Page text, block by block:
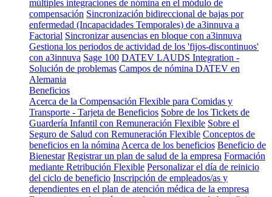
múltiples integraciones de nómina en el módulo de
compensación Sincronización bidireccional de bajas por
enfermedad (Incapacidades Temporales) de a3innuva a
Factorial Sincronizar ausencias en bloque con a3innuva
Gestiona los periodos de actividad de los 'fijos-discontinuos'
con a3innuva Sage 100 DATEV LAUDS Integration -
Solución de problemas Campos de nómina DATEV en
Alemania
Beneficios
Acerca de la Compensación Flexible para Comidas y
Transporte - Tarjeta de Beneficios Sobre de los Tickets de
Guardería Infantil con Remuneración Flexible Sobre el
Seguro de Salud con Remuneración Flexible Conceptos de
beneficios en la nómina Acerca de los beneficios Beneficio de
Bienestar Registrar un plan de salud de la empresa Formación
mediante Retribución Flexible Personalizar el día de reinicio
del ciclo de beneficio Inscripción de empleados/as y
dependientes en el plan de atención médica de la empresa